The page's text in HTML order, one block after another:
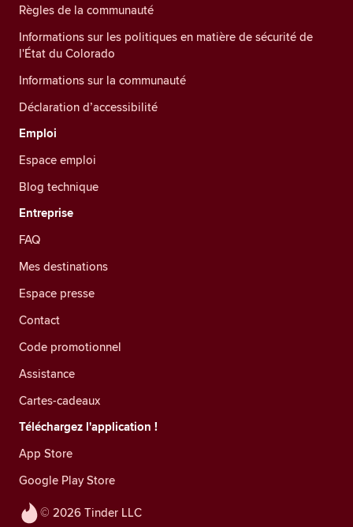
© 2026 Tinder LLC
Règles de la communauté
Informations sur les politiques en matière de sécurité de
l'État du Colorado
Informations sur la communauté
Déclaration d’accessibilité
Emploi
Espace emploi
Blog technique
Entreprise
FAQ
Mes destinations
Espace presse
Contact
Code promotionnel
Assistance
Cartes-cadeaux
Téléchargez l'application !
App Store
Google Play Store